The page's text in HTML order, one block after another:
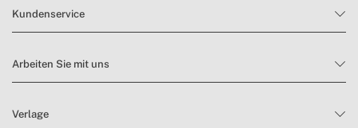
Kundenservice
Arbeiten Sie mit uns
Verlage